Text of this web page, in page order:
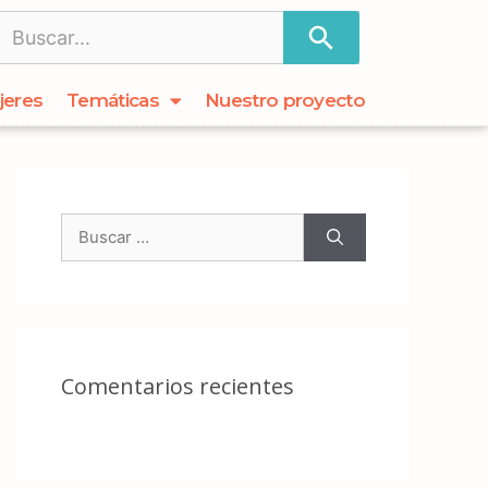
Temáticas Nuestro proyecto
Comentarios recientes